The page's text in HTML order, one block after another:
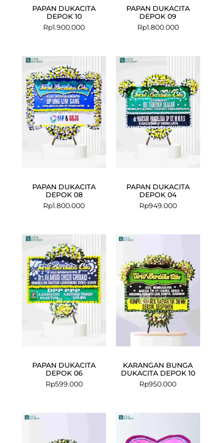
PAPAN DUKACITA
DEPOK 10
Rp1.900.000
PAPAN DUKACITA
DEPOK 09
Rp1.800.000
PAPAN DUKACITA
DEPOK 08
Rp1.800.000
PAPAN DUKACITA
DEPOK 04
Rp949.000
PAPAN DUKACITA
DEPOK 06
Rp599.000
KARANGAN BUNGA
DUKACITA DEPOK 10
Rp950.000
was:
is: